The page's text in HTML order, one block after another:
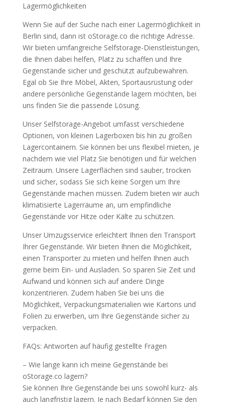
Lagermöglichkeiten
Wenn Sie auf der Suche nach einer Lagermöglichkeit in
Berlin sind, dann ist oStorage.co die richtige Adresse.
Wir bieten umfangreiche Selfstorage-Dienstleistungen,
die Ihnen dabei helfen, Platz zu schaffen und Ihre
Gegenstände sicher und geschützt aufzubewahren.
Egal ob Sie Ihre Möbel, Akten, Sportausrüstung oder
andere persönliche Gegenstände lagern möchten, bei
uns finden Sie die passende Lösung.
Unser Selfstorage-Angebot umfasst verschiedene
Optionen, von kleinen Lagerboxen bis hin zu großen
Lagercontainern. Sie können bei uns flexibel mieten, je
nachdem wie viel Platz Sie benötigen und für welchen
Zeitraum. Unsere Lagerflächen sind sauber, trocken
und sicher, sodass Sie sich keine Sorgen um Ihre
Gegenstände machen müssen. Zudem bieten wir auch
klimatisierte Lagerräume an, um empfindliche
Gegenstände vor Hitze oder Kälte zu schützen.
Unser Umzugsservice erleichtert Ihnen den Transport
Ihrer Gegenstände. Wir bieten Ihnen die Möglichkeit,
einen Transporter zu mieten und helfen Ihnen auch
gerne beim Ein- und Ausladen. So sparen Sie Zeit und
Aufwand und können sich auf andere Dinge
konzentrieren. Zudem haben Sie bei uns die
Möglichkeit, Verpackungsmaterialien wie Kartons und
Folien zu erwerben, um Ihre Gegenstände sicher zu
verpacken.
FAQs: Antworten auf häufig gestellte Fragen
– Wie lange kann ich meine Gegenstände bei
oStorage.co lagern?
Sie können Ihre Gegenstände bei uns sowohl kurz- als
auch langfristig lagern. Je nach Bedarf können Sie den